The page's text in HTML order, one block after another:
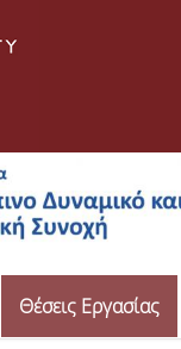
Θέσεις Εργασίας